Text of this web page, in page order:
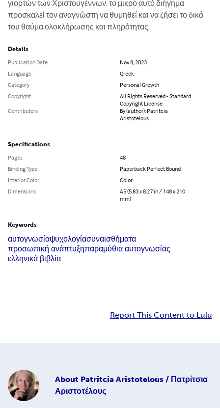
γιορτών των Χριστουγέννων, το μικρό αυτό διήγημα
προσκαλεί τον αναγνώστη να θυμηθεί και να ζήσει το δικό
του θαύμα ολοκλήρωσης και πληρότητας.
Details
Publication Date
Nov 8, 2023
Language
Greek
Category
Personal Growth
Copyright
All Rights Reserved - Standard
Copyright License
Contributors
By (author): Patritcia
Aristotelous
Specifications
Pages
48
Binding Type
Paperback Perfect Bound
Interior Color
Color
Dimensions
A5 (5.83 x 8.27 in / 148 x 210
mm)
Keywords
αυτογνωσίαψυχολογίασυναισθήματα
προσωπική ανάπτυξηπαραμύθια αυτογνωσίας
ελληνικά βιβλία
Report This Content to Lulu
About Patritcia Aristotelous / Πατρίτσια
Αριστοτέλους